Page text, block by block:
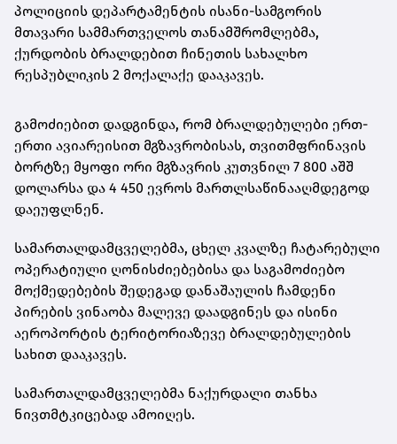
პოლიციის დეპარტამენტის ისანი-სამგორის
მთავარი სამმართველოს თანამშრომლებმა,
ქურდობის ბრალდებით ჩინეთის სახალხო
რესპუბლიკის 2 მოქალაქე დააკავეს.
გამოძიებით დადგინდა, რომ ბრალდებულები ერთ-
ერთი ავიარეისით მგზავრობისას, თვითმფრინავის
ბორტზე მყოფი ორი მგზავრის კუთვნილ 7 800 აშშ
დოლარსა და 4 450 ევროს მართლსაწინააღმდეგოდ
დაეუფლნენ.
სამართალდამცველებმა, ცხელ კვალზე ჩატარებული
ოპერატიული ღონისძიებებისა და საგამოძიებო
მოქმედებების შედეგად დანაშაულის ჩამდენი
პირების ვინაობა მალევე დაადგინეს და ისინი
აეროპორტის ტერიტორიაზევე ბრალდებულების
სახით დააკავეს.
სამართალდამცველებმა ნაქურდალი თანხა
ნივთმტკიცებად ამოიღეს.